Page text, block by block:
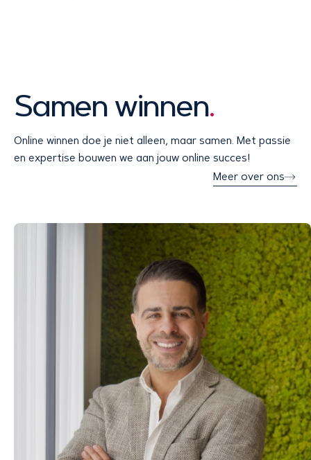
Samen winnen.
Online winnen doe je niet alleen, maar samen. Met passie
en expertise bouwen we aan jouw online succes!
Meer over ons